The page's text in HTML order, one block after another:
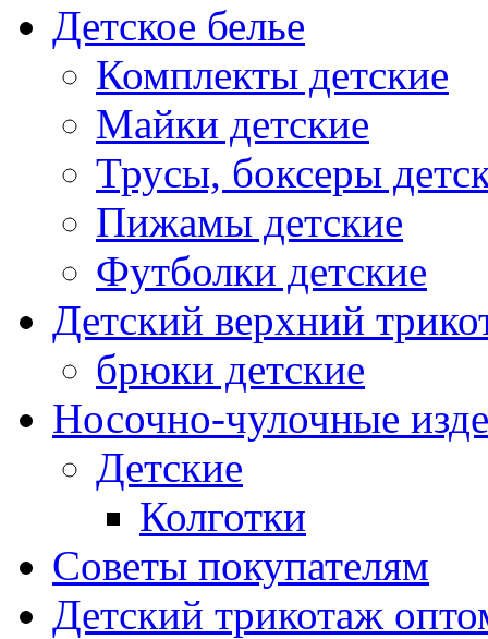
Детское белье
Комплекты детские
Майки детские
Трусы, боксеры
Пижамы детские
Футболки детские
Детский верхний
брюки детские
Носочно-чулочные
Детские
Колготки
Советы покупателям
Детский трикотаж